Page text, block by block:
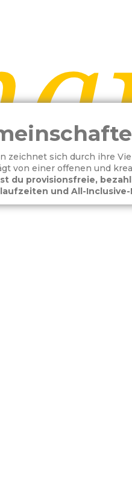
zeichnet sich durch ihre
von einer offenen und
du provisionsfreie,
und All-